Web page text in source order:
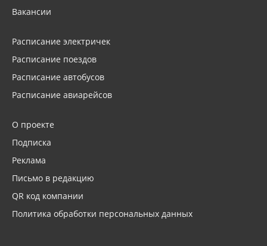
Вакансии
Расписание электричек
Расписание поездов
Расписание автобусов
Расписание авиарейсов
О проекте
Подписка
Реклама
Письмо в редакцию
QR код компании
Политика обработки персональных данных